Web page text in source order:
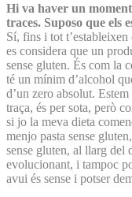
Hi va haver un
traces. Suposo que els
Sí, fins i tot
es considera que un
sense gluten. És com la
té un mínim d’alcohol
d’un zero absolut.
traça, és per sota, però
si jo la meva dieta
menjo pasta sense
sense gluten, al llarg del
evolucionant, i tampoc
avui és sense i potser